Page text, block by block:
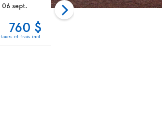
06 sept.
760 $
taxes et frais incl.
de14 aoûtau 26 août